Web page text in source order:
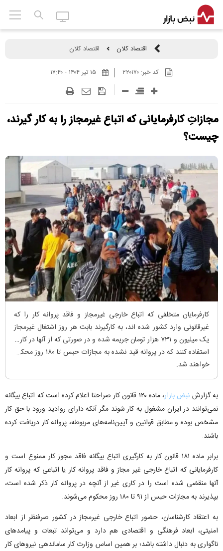
اقتصاد کلان اقتصاد کلان
کد خبر: ۲۲۰۱۷۰
مجازاتِ کارفرمایانی که اتباع غیرمجاز را به کار گیرند،
چیست؟
کارفرمایان متخلفی که اتباع خارجی غیرمجاز و فاقد پروانه کار را که
غیرقانونی وارد کشور شده اند، به کارگیرند بابت هر روز اشتغال غیرمجاز
یک میلیون و ۷۳۱ هزار تومان جریمه شده و در صورتی که از آنها در کاری
استفاده کنند که در پروانه قید نشده به مجازات حبس تا ۱۸۰ روز محکوم
خواهند شد.
به گزارش نبض بازار
، ماده ۱۲۰ قانون کار صراحتا اعلام کرده است که اتباع بیگانه
نمی‌توانند در ایران مشغول به کار شوند مگر آنکه دارای روادید ورود با حق کار
مشخص بوده و مطابق قوانین و آیین‌نامه‌های مربوطه، پروانه کار دریافت کرده
باشند.
برابر ماده ۱۸۱ قانون کار به کارگیری اتباع بیگانه فاقد مجوز کار ممنوع است و
کارفرمایانی که اتباع خارجی غیر مجاز و فاقد پروانه کار یا اتباعی که پروانه کار
آنها منقضی شده است را در کاری غیر از آنچه در پروانه کار ذکر شده است،
بپذیرند به مجازات حبس از ۹۱ تا ۱۸۰ روز محکوم می‌شوند.
به اعتقاد کارشناسان، حضور اتباع خارجی غیرمجاز در کشور صرفنظر از ابعاد
امنیتی، ابعاد فرهنگی و اقتصادی هم دارد و می‌تواند تبعات و پیامد‌های
ناگواری به دنبال داشته باشد؛ بر همین اساس وزارت کار ساماندهی نیرو‌های کار